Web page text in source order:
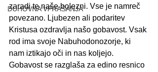
DUHOVNA VPRAŠANJA
zaradi te naše bolezni. Vse je namreč
povezano. Ljubezen ali podaritev
Kristusa ozdravlja našo gobavost. Vsak
rod ima svoje Nabuhodonozorje, ki
nam iztikajo oči in nas koljejo.
Gobavost se razglaša za edino resnico